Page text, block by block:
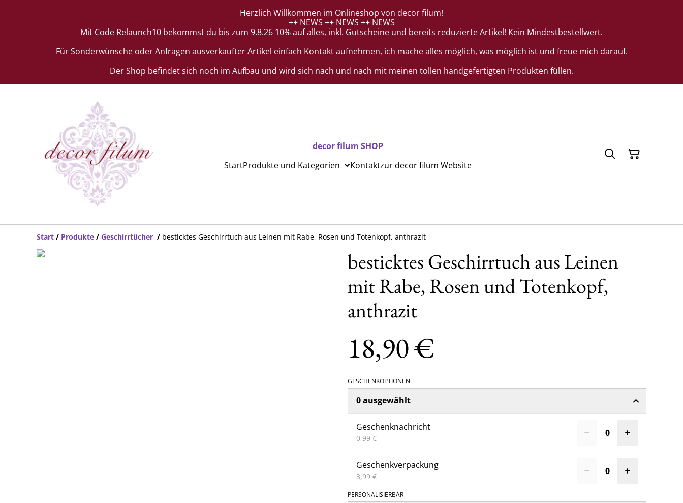
Herzlich Willkommen im Onlineshop von decor filum!
++ NEWS ++ NEWS ++ NEWS
Mit Code Relaunch10 bekommst du bis zum 9.8.26 10% auf alles, inkl. Gutscheine und bereits reduzierte Artikel! Kein Mindestbestellwert.
Für Sonderwünsche oder Anfragen ausverkaufter Artikel einfach Kontakt aufnehmen, ich mache alles möglich, was möglich ist und freue mich darauf.
Der Shop befindet sich noch im Aufbau und wird sich nach und nach mit meinen tollen handgefertigten Produkten füllen.
decor filum SHOP
StartProdukte und Kategorien Kontaktzur decor filum Website
Start / Produkte / Geschirrtücher / besticktes Geschirrtuch aus Leinen mit Rabe, Rosen und Totenkopf, anthrazit
besticktes Geschirrtuch aus Leinen
mit Rabe, Rosen und Totenkopf,
anthrazit
18,90 €
GESCHENKOPTIONEN
0 ausgewählt
Geschenknachricht
0,99 €
Geschenkverpackung
3,99 €
PERSONALISIERBAR